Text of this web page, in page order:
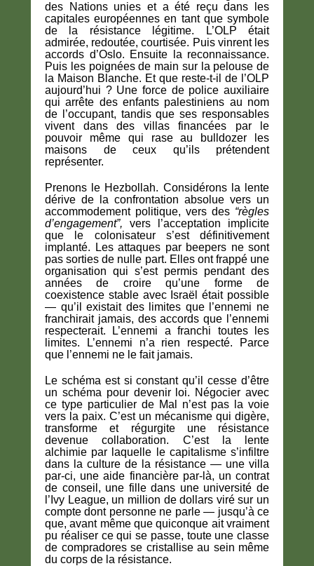
des Nations unies et a été reçu dans les
capitales européennes en tant que symbole
de la résistance légitime. L’OLP était
admirée, redoutée, courtisée. Puis vinrent les
accords d’Oslo. Ensuite la reconnaissance.
Puis les poignées de main sur la pelouse de
la Maison Blanche. Et que reste-t-il de l’OLP
aujourd’hui ? Une force de police auxiliaire
qui arrête des enfants palestiniens au nom
de l’occupant, tandis que ses responsables
vivent dans des villas financées par le
pouvoir même qui rase au bulldozer les
maisons de ceux qu’ils prétendent
représenter.
Prenons le Hezbollah. Considérons la lente
dérive de la confrontation absolue vers un
accommodement politique, vers des “règles
d’engagement”, vers l’acceptation implicite
que le colonisateur s’est définitivement
implanté. Les attaques par beepers ne sont
pas sorties de nulle part. Elles ont frappé une
organisation qui s’est permis pendant des
années de croire qu’une forme de
coexistence stable avec Israël était possible
— qu’il existait des limites que l’ennemi ne
franchirait jamais, des accords que l’ennemi
respecterait. L’ennemi a franchi toutes les
limites. L’ennemi n’a rien respecté. Parce
que l’ennemi ne le fait jamais.
Le schéma est si constant qu’il cesse d’être
un schéma pour devenir loi. Négocier avec
ce type particulier de Mal n’est pas la voie
vers la paix. C’est un mécanisme qui digère,
transforme et régurgite une résistance
devenue collaboration. C’est la lente
alchimie par laquelle le capitalisme s’infiltre
dans la culture de la résistance — une villa
par-ci, une aide financière par-là, un contrat
de conseil, une fille dans une université de
l’Ivy League, un million de dollars viré sur un
compte dont personne ne parle — jusqu’à ce
que, avant même que quiconque ait vraiment
pu réaliser ce qui se passe, toute une classe
de compradores se cristallise au sein même
du corps de la résistance.